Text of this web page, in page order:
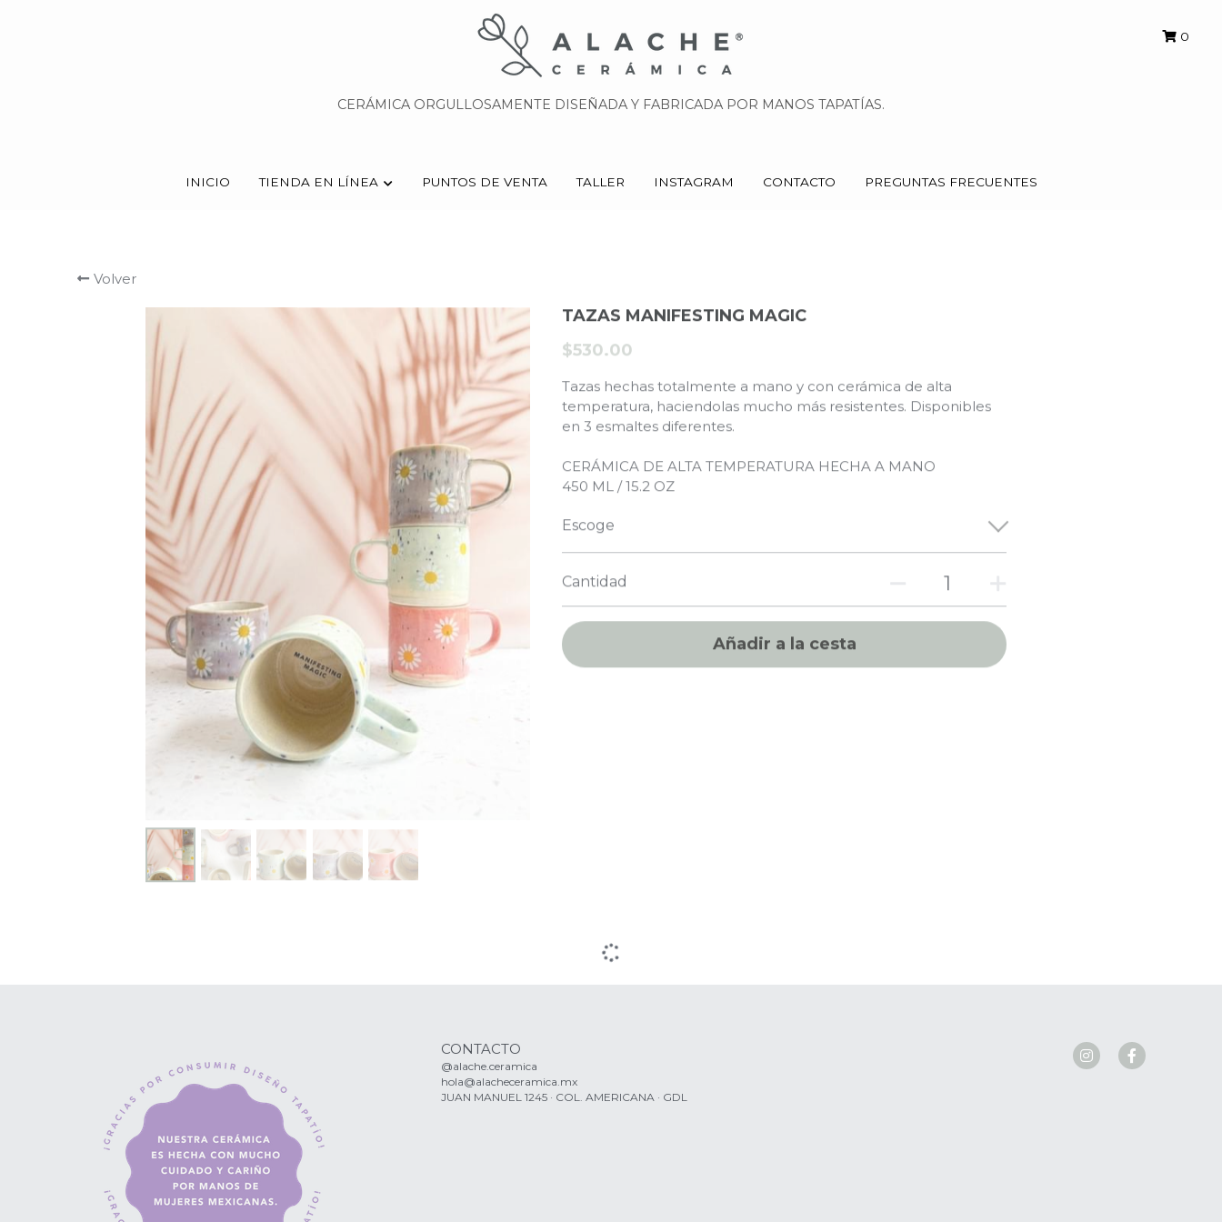
CERÁMICA ORGULLOSAMENTE DISEÑADA Y FABRICADA POR MANOS TAPATÍAS.
INICIO TIENDA EN LÍNEA PUNTOS DE VENTA TALLER INSTAGRAM CONTACTO PREGUNTAS FRECUENTES
0
CERÁMICA ORGULLOSAMENTE DISEÑADA Y FABRICADA POR MANOS TAPATÍAS.
INICIO TIENDA EN LÍNEA PUNTOS DE VENTA TALLER INSTAGRAM CONTACTO PREGUNTAS FRECUENTES
0
Volver
TAZAS MANIFESTING MAGIC
$530.00
Tazas hechas totalmente a mano y con cerámica de alta
temperatura, haciendolas mucho más resistentes. Disponibles
en 3 esmaltes diferentes.
CERÁMICA DE ALTA TEMPERATURA HECHA A MANO
450 ML / 15.2 OZ
Escoge
Cantidad
Añadir a la cesta
JUAN MANUEL 1245 · COL. AMERICANA · GDL